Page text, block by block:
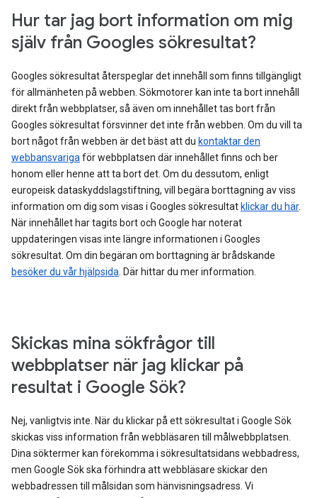
Hur tar jag bort information om mig
själv från Googles sökresultat?
Googles sökresultat återspeglar det innehåll som finns tillgängligt
för allmänheten på webben. Sökmotorer kan inte ta bort innehåll
direkt från webbplatser, så även om innehållet tas bort från
Googles sökresultat försvinner det inte från webben. Om du vill ta
bort något från webben är det bäst att du kontaktar den
webbansvariga för webbplatsen där innehållet finns och ber
honom eller henne att ta bort det. Om du dessutom, enligt
europeisk dataskyddslagstiftning, vill begära borttagning av viss
information om dig som visas i Googles sökresultat klickar du här.
När innehållet har tagits bort och Google har noterat
uppdateringen visas inte längre informationen i Googles
sökresultat. Om din begäran om borttagning är brådskande
besöker du vår hjälpsida . Där hittar du mer information.
Skickas mina sökfrågor till
webbplatser när jag klickar på
resultat i Google Sök?
Nej, vanligtvis inte. När du klickar på ett sökresultat i Google Sök
skickas viss information från webbläsaren till målwebbplatsen.
Dina söktermer kan förekomma i sökresultatsidans webbadress,
men Google Sök ska förhindra att webbläsare skickar den
webbadressen till målsidan som hänvisningsadress. Vi